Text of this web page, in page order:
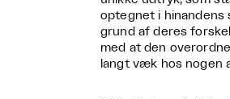
optegnet i hinandens
grund af deres
med at den
langt væk hos nogen